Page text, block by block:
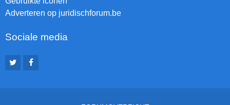
Adverteren op juridischforum.be
Sociale media